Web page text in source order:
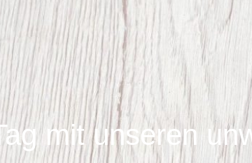
mit unseren